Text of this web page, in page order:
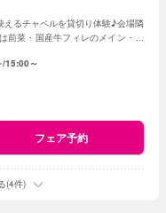
るチャペルを貸切り体験♪会場隣
前菜・国産牛フィレのメイン・デ
15:00～
フェア予約
(4件)